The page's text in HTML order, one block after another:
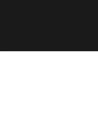
Zároveň je povinen